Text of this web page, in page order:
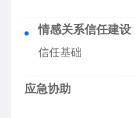
情感关系信任建设
信任基础
应急协助